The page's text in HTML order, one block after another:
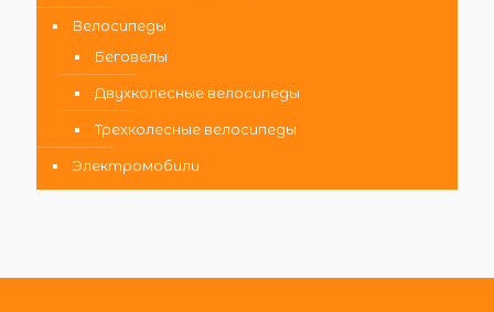
Велосипеды
Беговелы
Двухколесные велосипеды
Трехколесные велосипеды
Электромобили